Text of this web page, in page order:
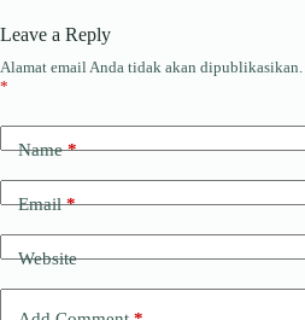
Leave a Reply
Alamat email Anda tidak akan dipublikasikan.
*
Name*
Email*
Website